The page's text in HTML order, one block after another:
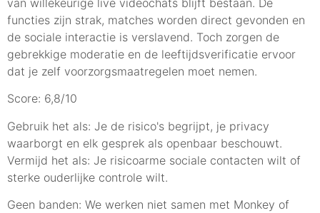
functies zijn strak, matches worden direct gevonden en
de sociale interactie is verslavend. Toch zorgen de
gebrekkige moderatie en de leeftijdsverificatie ervoor
dat je zelf voorzorgsmaatregelen moet nemen.
Score: 6,8/10
Gebruik het als: Je de risico's begrijpt, je privacy
waarborgt en elk gesprek als openbaar beschouwt.
Vermijd het als: Je risicoarme sociale contacten wilt of
sterke ouderlijke controle wilt.
Geen banden: We werken niet samen met Monkey of